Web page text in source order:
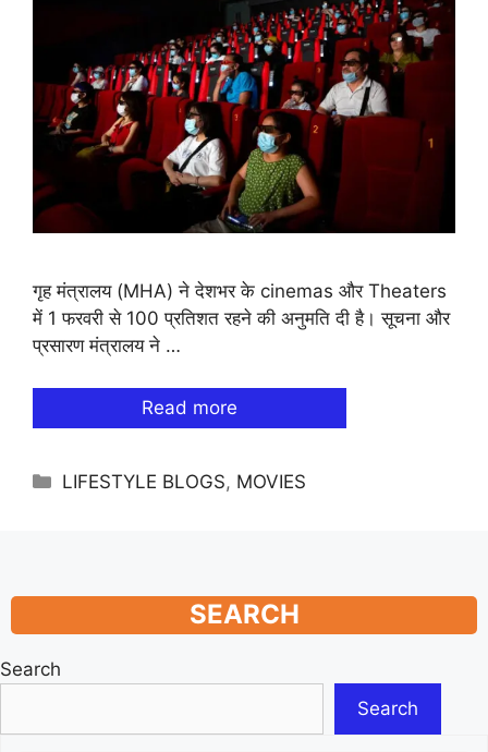
गृह मंत्रालय (MHA) ने देशभर के cinemas और Theaters
में 1 फरवरी से 100 प्रतिशत रहने की अनुमति दी है। सूचना और
प्रसारण मंत्रालय ने …
Read more
Categories
LIFESTYLE BLOGS, MOVIES
SEARCH
Search
Search